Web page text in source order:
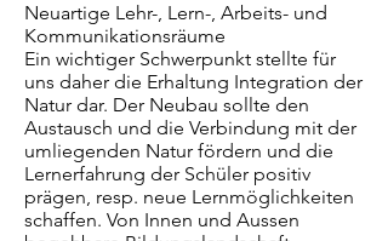
Neuartige Lehr-, Lern-, Arbeits- und
Kommunikationsräume
Ein wichtiger Schwerpunkt stellte für
uns daher die Erhaltung Integration der
Natur dar. Der Neubau sollte den
Austausch und die Verbindung mit der
umliegenden Natur fördern und die
Lernerfahrung der Schüler positiv
prägen, resp. neue Lernmöglichkeiten
schaffen. Von Innen und Aussen